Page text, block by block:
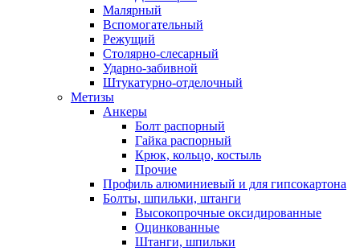
Малярный
Вспомогательный
Режущий
Столярно-слесарный
Ударно-забивной
Штукатурно-отделочный
Метизы
Анкеры
Болт распорный
Гайка распорный
Крюк, кольцо, костыль
Прочие
Профиль алюминиевый и для гипсокартона
Болты, шпильки, штанги
Высокопрочные оксидированные
Оцинкованные
Штанги, шпильки